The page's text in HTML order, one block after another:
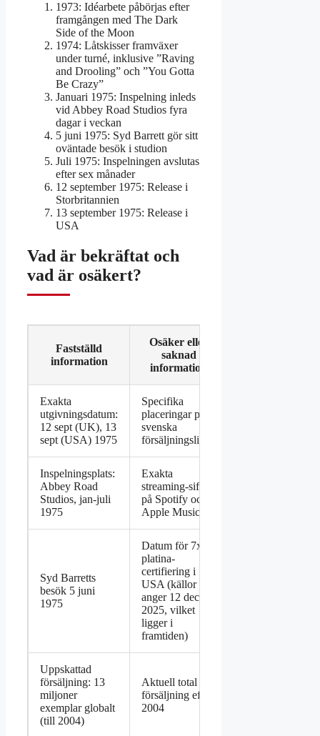
1973: Idéarbete påbörjas efter
framgången med The Dark
Side of the Moon
1974: Låtskisser framväxer
under turné, inklusive ”Raving
and Drooling” och ”You Gotta
Be Crazy”
Januari 1975: Inspelning inleds
vid Abbey Road Studios fyra
dagar i veckan
5 juni 1975: Syd Barrett gör sitt
oväntade besök i studion
Juli 1975: Inspelningen avslutas
efter sex månader
12 september 1975: Release i
Storbritannien
13 september 1975: Release i
USA
Vad är bekräftat och
vad är osäkert?
Fastställd
information
Osäker eller
saknad
information
Exakta
utgivningsdatum:
12 sept (UK), 13
sept (USA) 1975
Specifika
placeringar på
svenska
försäljningslistor
Inspelningsplats:
Abbey Road
Studios, jan-juli
1975
Exakta
streaming-siffror
på Spotify och
Apple Music
Syd Barretts
besök 5 juni
1975
Datum för 7x
platina-
certifiering i
USA (källor
anger 12 dec
2025, vilket
ligger i
framtiden)
Uppskattad
försäljning: 13
miljoner
exemplar globalt
(till 2004)
Aktuell total
försäljning efter
2004